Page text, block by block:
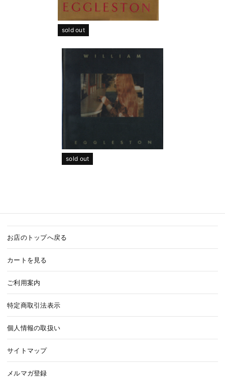
sold out
sold out
お店のトップへ戻る
カートを見る
ご利用案内
特定商取引法表示
個人情報の取扱い
サイトマップ
メルマガ登録